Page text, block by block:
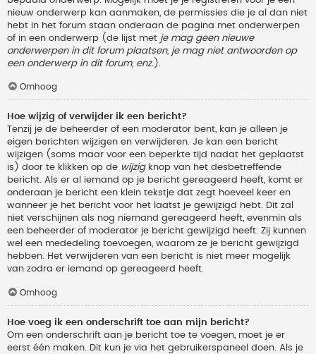
nieuw onderwerp kan aanmaken, de permissies die je al dan niet
hebt in het forum staan onderaan de pagina met onderwerpen
of in een onderwerp (de lijst met je mag geen nieuwe
onderwerpen in dit forum plaatsen, je mag niet antwoorden op
een onderwerp in dit forum, enz. ).
Omhoog
Hoe wijzig of verwijder ik een bericht?
Tenzij je de beheerder of een moderator bent, kan je alleen je
eigen berichten wijzigen en verwijderen. Je kan een bericht
wijzigen (soms maar voor een beperkte tijd nadat het geplaatst
is) door te klikken op de wijzigknop van het desbetreffende
bericht. Als er al iemand op je bericht gereageerd heeft, komt er
onderaan je bericht een klein tekstje dat zegt hoeveel keer en
wanneer je het bericht voor het laatst je gewijzigd hebt. Dit zal
niet verschijnen als nog niemand gereageerd heeft, evenmin als
een beheerder of moderator je bericht gewijzigd heeft. Zij kunnen
wel een mededeling toevoegen, waarom ze je bericht gewijzigd
hebben. Het verwijderen van een bericht is niet meer mogelijk
van zodra er iemand op gereageerd heeft.
Omhoog
Hoe voeg ik een onderschrift toe aan mijn bericht?
Om een onderschrift aan je bericht toe te voegen, moet je er
eerst één maken. Dit kun je via het gebruikerspaneel doen. Als je